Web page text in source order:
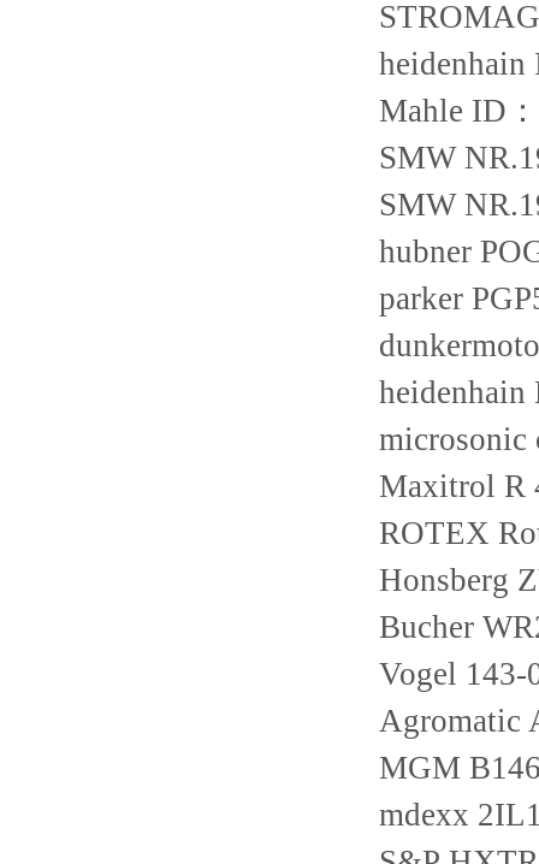
heidenhain
Mahle ID
SMW
SMW
hubner
parker
microsonic
Maxitrol R
ROTEX
Honsberg
Bucher
Vogel 143-
Agromatic
MGM
mdexx